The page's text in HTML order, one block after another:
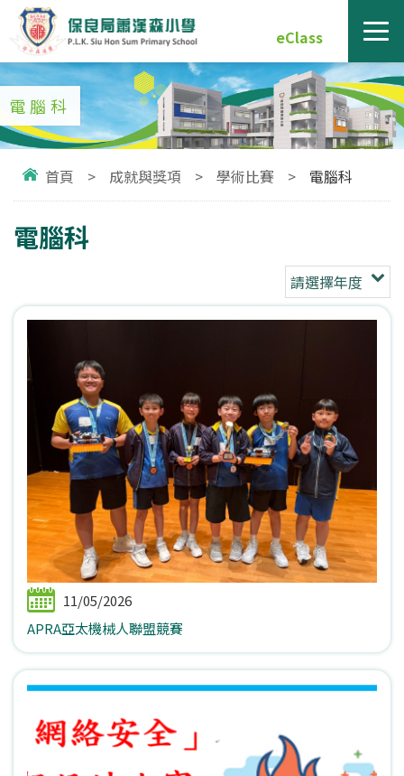
eClass
電腦科
首頁 > 成就與獎項 > 學術比賽 > 電腦科
電腦科
請選擇年度
11/05/2026
APRA亞太機械人聯盟競賽